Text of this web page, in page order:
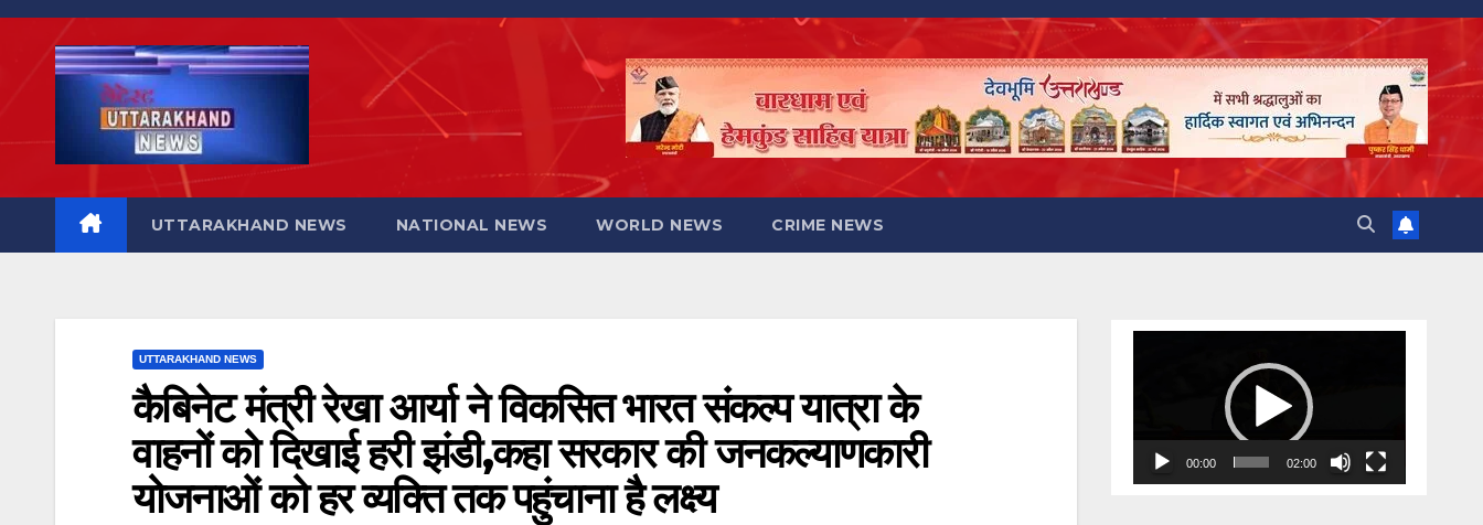
Skip
content
UTTARAKHAND NEWS NATIONAL NEWS WORLD NEWS CRIME NEWS
UTTARAKHAND NEWS
कैबिनेट मंत्री रेखा आर्या ने विकसित भारत संकल्प यात्रा के
वाहनों को दिखाई हरी झंडी,कहा सरकार की जनकल्याणकारी
योजनाओं को हर व्यक्ति तक पहुंचाना है लक्ष्य
00:00 02:00